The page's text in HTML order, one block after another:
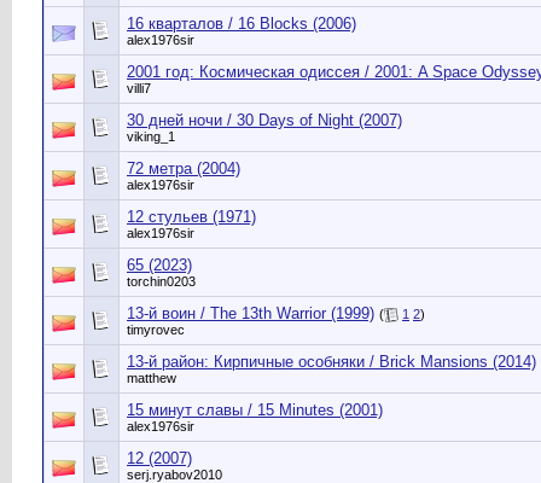
16 кварталов / 16 Blocks (2006)
alex1976sir
2001 год: Космическая одиссея / 2001: A Space
villi7
30 дней ночи / 30 Days of Night (2007)
viking_1
72 метра (2004)
alex1976sir
12 стульев (1971)
alex1976sir
65 (2023)
torchin0203
13-й воин / The 13th Warrior (1999) ( 1 2)
timyrovec
13-й район: Кирпичные особняки / Brick Mansions (2014)
matthew
15 минут славы / 15 Minutes (2001)
alex1976sir
12 (2007)
serj.ryabov2010